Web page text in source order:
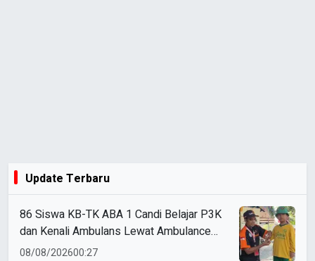
Update Terbaru
86 Siswa KB-TK ABA 1 Candi Belajar P3K
dan Kenali Ambulans Lewat Ambulance
Goes to Schools
08/08/202600:27